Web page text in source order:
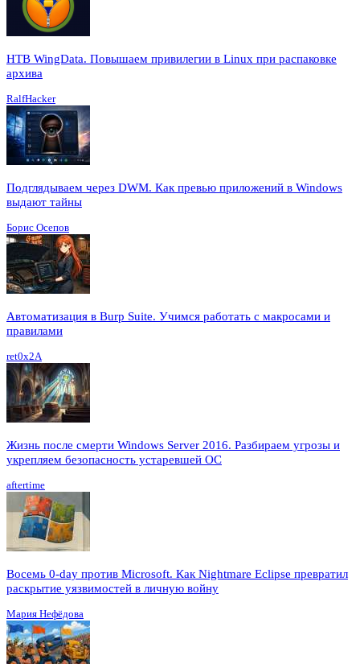
HTB WingData. Повышаем привилегии в Linux при распаковке
архива
RalfHacker
Подглядываем через DWM. Как превью приложений в Windows
выдают тайны
Борис Осепов
Автоматизация в Burp Suite. Учимся работать с макросами и
правилами
ret0x2A
Жизнь после смерти Windows Server 2016. Разбираем угрозы и
укрепляем безопасность устаревшей ОС
aftertime
Восемь 0-day против Microsoft. Как Nightmare Eclipse превратил
раскрытие уязвимостей в личную войну
Мария Нефёдова